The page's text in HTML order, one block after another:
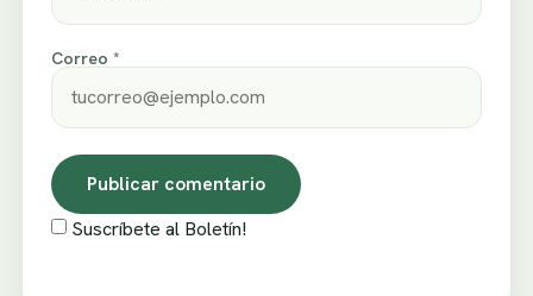
Correo *
Suscríbete al Boletín!